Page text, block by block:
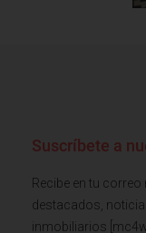
Suscríbete a
Recibe en tu
destacados,
inmobiliarios